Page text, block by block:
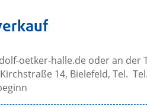
oetker-halle.de oder an der
14, Bielefeld, Tel.